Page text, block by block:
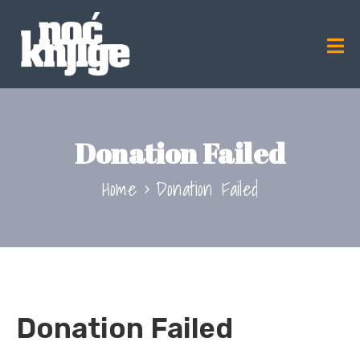
Donation Failed
Home Donation Failed
Donation Failed